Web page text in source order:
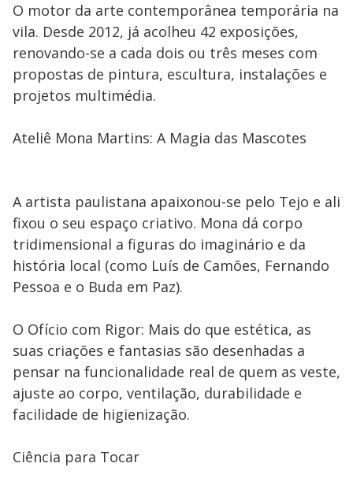
O motor da arte contemporânea temporária na
vila. Desde 2012, já acolheu 42 exposições,
renovando-se a cada dois ou três meses com
propostas de pintura, escultura, instalações e
projetos multimédia.
Ateliê Mona Martins: A Magia das Mascotes
A artista paulistana apaixonou-se pelo Tejo e ali
fixou o seu espaço criativo. Mona dá corpo
tridimensional a figuras do imaginário e da
história local (como Luís de Camões, Fernando
Pessoa e o Buda em Paz).
O Ofício com Rigor: Mais do que estética, as
suas criações e fantasias são desenhadas a
pensar na funcionalidade real de quem as veste,
ajuste ao corpo, ventilação, durabilidade e
facilidade de higienização.
Ciência para Tocar